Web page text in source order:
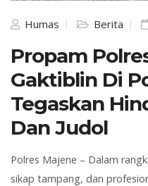
Humas Berita
Propam
Gaktiblin Di
Tegaskan
Dan Judol
Polres Majene – Dalam
sikap tampang, dan